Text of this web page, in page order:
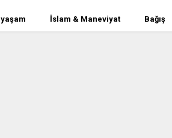
yaşam İslam & Maneviyat Bağış